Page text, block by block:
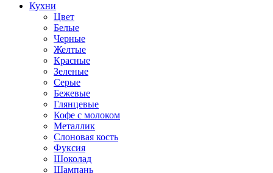
Кухни
Цвет
Белые
Черные
Желтые
Красные
Зеленые
Серые
Бежевые
Глянцевые
Кофе с молоком
Металлик
Слоновая кость
Фуксия
Шоколад
Шампань